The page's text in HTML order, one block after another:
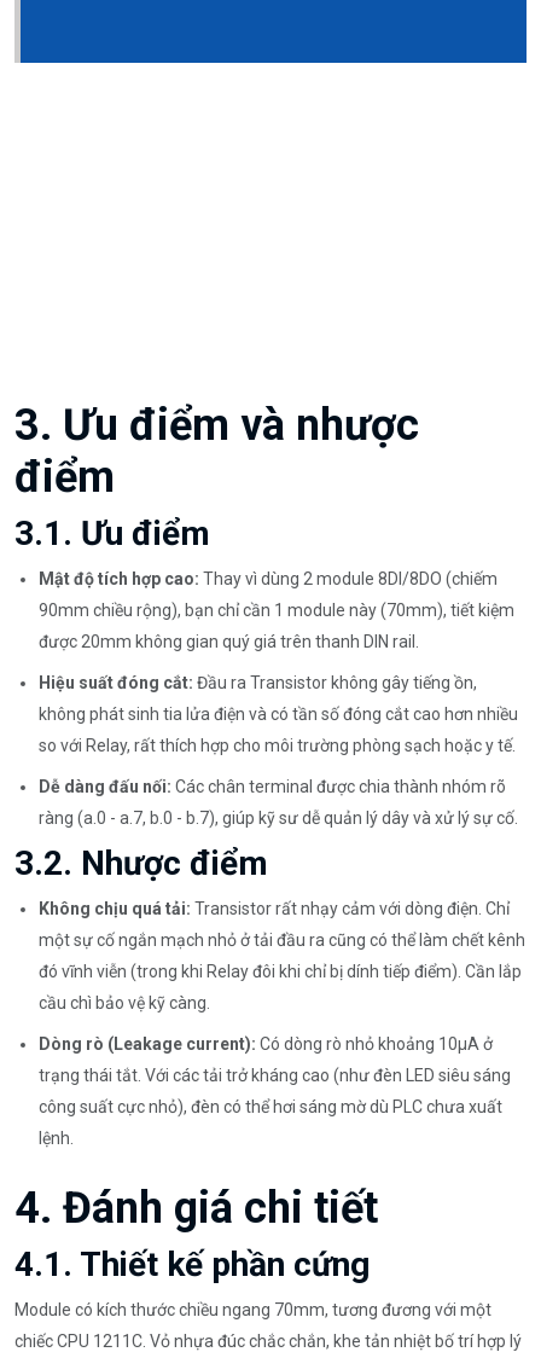
3. Ưu điểm và nhược
điểm
3.1. Ưu điểm
Mật độ tích hợp cao: Thay vì dùng 2 module 8DI/8DO (chiếm
90mm chiều rộng), bạn chỉ cần 1 module này (70mm), tiết kiệm
được 20mm không gian quý giá trên thanh DIN rail.
Hiệu suất đóng cắt: Đầu ra Transistor không gây tiếng ồn,
không phát sinh tia lửa điện và có tần số đóng cắt cao hơn nhiều
so với Relay, rất thích hợp cho môi trường phòng sạch hoặc y tế.
Dễ dàng đấu nối: Các chân terminal được chia thành nhóm rõ
ràng (a.0 - a.7, b.0 - b.7), giúp kỹ sư dễ quản lý dây và xử lý sự cố.
3.2. Nhược điểm
Không chịu quá tải: Transistor rất nhạy cảm với dòng điện. Chỉ
một sự cố ngắn mạch nhỏ ở tải đầu ra cũng có thể làm chết kênh
đó vĩnh viễn (trong khi Relay đôi khi chỉ bị dính tiếp điểm). Cần lắp
cầu chì bảo vệ kỹ càng.
Dòng rò (Leakage current): Có dòng rò nhỏ khoảng 10µA ở
trạng thái tắt. Với các tải trở kháng cao (như đèn LED siêu sáng
công suất cực nhỏ), đèn có thể hơi sáng mờ dù PLC chưa xuất
lệnh.
4. Đánh giá chi tiết
4.1. Thiết kế phần cứng
Module có kích thước chiều ngang 70mm, tương đương với một
chiếc CPU 1211C. Vỏ nhựa đúc chắc chắn, khe tản nhiệt bố trí hợp lý